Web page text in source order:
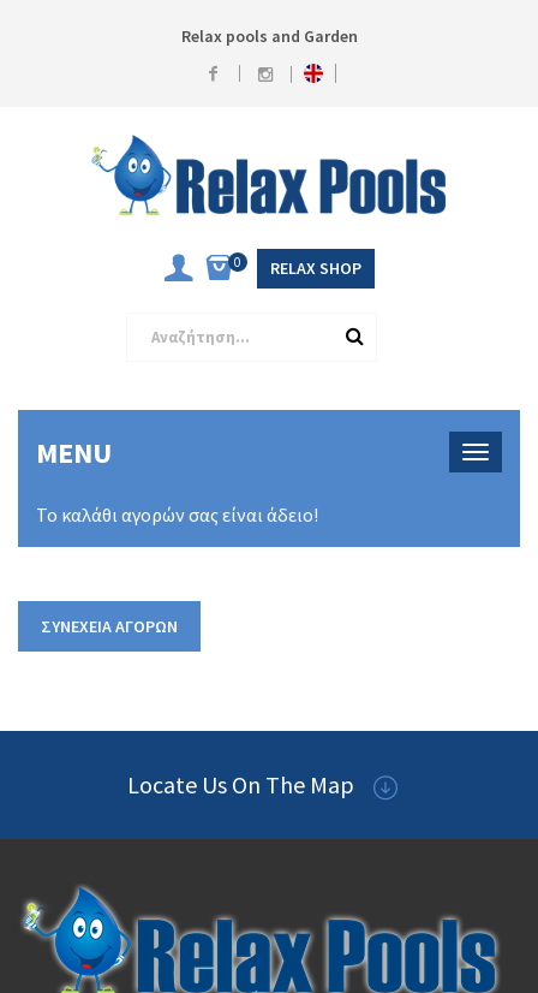
Relax pools and Garden
0 RELAX SHOP
MENU
Το καλάθι αγορών σας είναι άδειο!
ΣΥΝΈΧΕΙΑ ΑΓΟΡΏΝ
Locate Us On The Map